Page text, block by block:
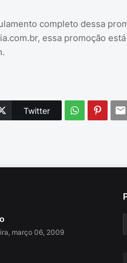
completo dessa
essa promoção
Twitter
março 06, 2009